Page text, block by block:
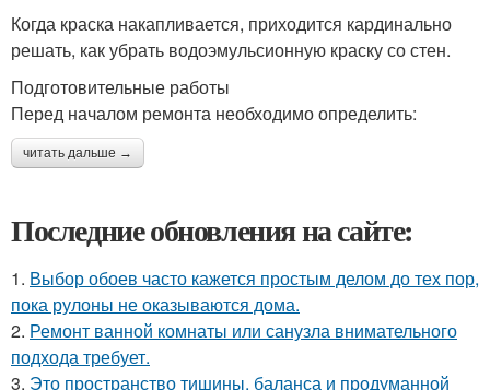
Когда краска накапливается, приходится кардинально
решать, как убрать водоэмульсионную краску со стен.
Подготовительные работы
Перед началом ремонта необходимо определить:
читать дальше →
Последние обновления на сайте:
1. Выбор обоев часто кажется простым делом до тех пор,
пока рулоны не оказываются дома.
2. Ремонт ванной комнаты или санузла внимательного
подхода требует.
3. Это пространство тишины, баланса и продуманной